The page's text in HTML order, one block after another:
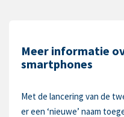
Meer informatie
smartphones
Met de lancering van de
er een ‘nieuwe’ naam